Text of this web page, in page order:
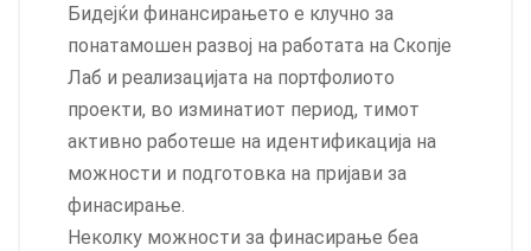
Бидејќи финансирањето е клучно за
понатамошен развој на работата на Скопје
Лаб и реализацијата на портфолиото
проекти, во изминатиот период, тимот
активно работеше на идентификација на
можности и подготовка на пријави за
финасирање.
Неколку можности за финасирање беа